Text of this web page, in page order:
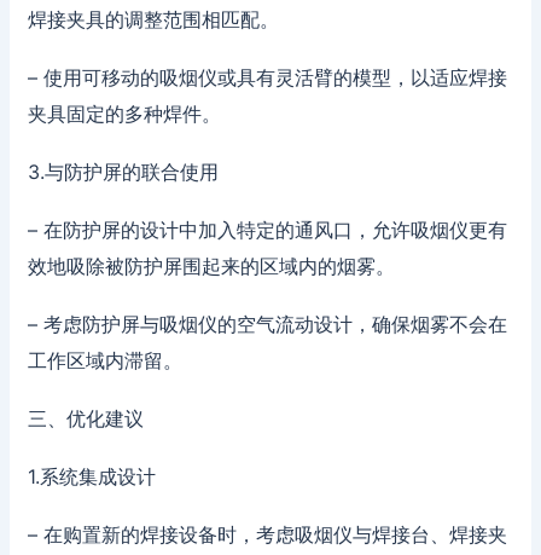
焊接夹具的调整范围相匹配。
– 使用可移动的吸烟仪或具有灵活臂的模型，以适应焊接
夹具固定的多种焊件。
3.与防护屏的联合使用
– 在防护屏的设计中加入特定的通风口，允许吸烟仪更有
效地吸除被防护屏围起来的区域内的烟雾。
– 考虑防护屏与吸烟仪的空气流动设计，确保烟雾不会在
工作区域内滞留。
三、优化建议
1.系统集成设计
– 在购置新的焊接设备时，考虑吸烟仪与焊接台、焊接夹